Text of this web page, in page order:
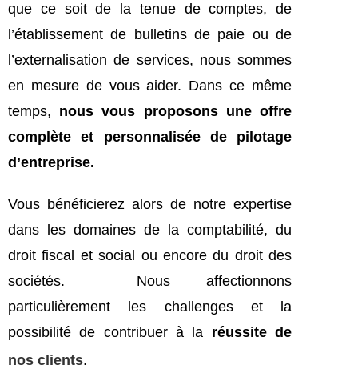
que ce soit de la tenue de comptes, de
l’établissement de bulletins de paie ou de
l’externalisation de services, nous sommes
en mesure de vous aider. Dans ce même
temps, nous vous proposons une offre
complète et personnalisée de pilotage
d’entreprise.
Vous bénéficierez alors de notre expertise
dans les domaines de la comptabilité, du
droit fiscal et social ou encore du droit des
sociétés. Nous affectionnons
particulièrement les challenges et la
possibilité de contribuer à la réussite de
nos clients.